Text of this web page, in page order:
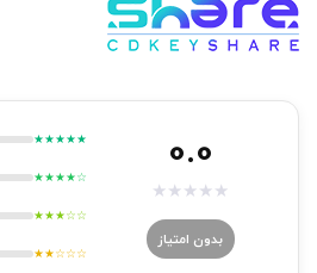
0.0
★
★
★
★
★
بدون امتیاز
★★★★★
★★★★☆
★★★☆☆
★★☆☆☆